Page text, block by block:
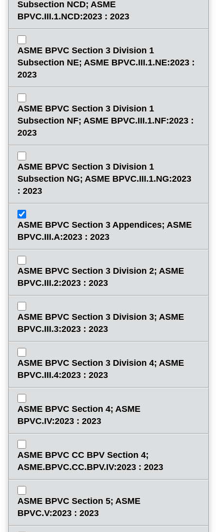
Subsection NCD; ASME
BPVC.III.1.NCD:2023 : 2023
ASME BPVC Section 3 Division 1
Subsection NE; ASME BPVC.III.1.NE:2023 :
2023
ASME BPVC Section 3 Division 1
Subsection NF; ASME BPVC.III.1.NF:2023 :
2023
ASME BPVC Section 3 Division 1
Subsection NG; ASME BPVC.III.1.NG:2023
: 2023
ASME BPVC Section 3 Appendices; ASME
BPVC.III.A:2023 : 2023
ASME BPVC Section 3 Division 2; ASME
BPVC.III.2:2023 : 2023
ASME BPVC Section 3 Division 3; ASME
BPVC.III.3:2023 : 2023
ASME BPVC Section 3 Division 4; ASME
BPVC.III.4:2023 : 2023
ASME BPVC Section 4; ASME
BPVC.IV:2023 : 2023
ASME BPVC CC BPV Section 4;
ASME.BPVC.CC.BPV.IV:2023 : 2023
ASME BPVC Section 5; ASME
BPVC.V:2023 : 2023